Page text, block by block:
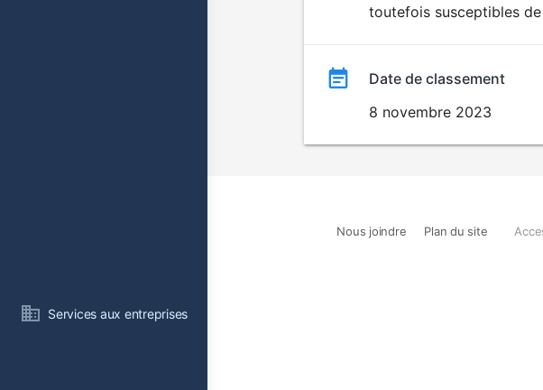
Services aux entreprises
toutefois susceptibles
Date de classement
8 novembre 2023
Nous joindre Plan du site